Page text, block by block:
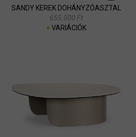
SANDY KEREK DOHÁNYZÓASZTAL
655.000 Ft
+VARIÁCIÓK